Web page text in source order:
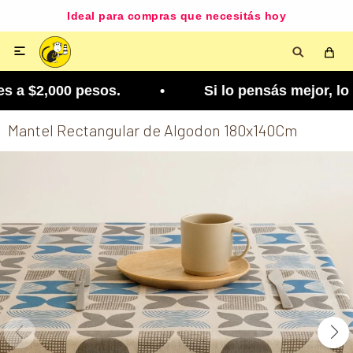
Ideal para compras que necesitás hoy

a $2,000 pesos. • Si lo pensás mejor, lo
Mantel Rectangular de Algodon 180x140Cm